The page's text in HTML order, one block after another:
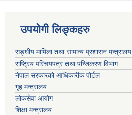
उपयोगी लिङ्कहरु
सङ्घीय मामिला तथा सामान्य प्रशासन मन्त्रालय
राष्ट्रिय परिचयपत्र तथा पन्जिकरण विभाग
नेपाल सरकारको आधिकारीक पोर्टल
गृह मन्त्रालय
लोकसेवा आयोग
शिक्षा मन्त्रालय